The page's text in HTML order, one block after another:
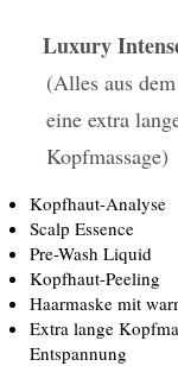
Luxury
(Alles aus
eine extra
Kopfmassage)
Kopfhaut-Analyse
Scalp Essence
Pre-Wash Liquid
Kopfhaut-Peeling
Haarmaske mit
Extra lange
Entspannung